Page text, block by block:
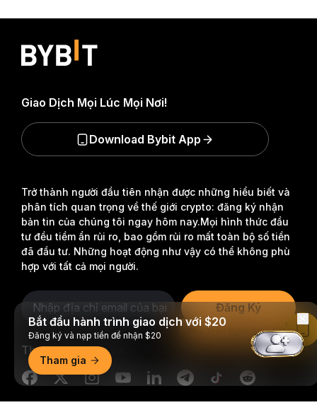
Trở thành người đầu tiên nhận được những hiểu biết và
phân tích quan trọng về thế giới crypto: đăng ký nhận
bản tin của chúng tôi ngay hôm nay.Mọi hình thức đầu
tư đều tiềm ẩn rủi ro, bao gồm rủi ro mất toàn bộ số tiền
đã đầu tư. Những hoạt động như vậy có thể không phù
hợp với tất cả mọi người.
Đăng Ký
Theo dõi chúng tôi
Giao Dịch Mọi Lúc Mọi Nơi!
Download Bybit App
Bắt đầu hành trình giao dịch với $20
Đăng ký và nạp tiền để nhận $20
Tham gia
Đọc Trên Bybit App